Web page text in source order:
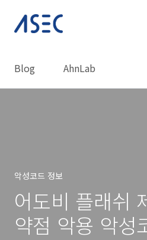
Blog AhnLab
악성코드 정보
어도비 플래쉬
약점 악용 악성